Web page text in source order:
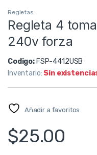
Regletas
Regleta 4
240v forza
Codigo: FSP-4412USB
Inventario: Sin
Añadir a favoritos
$25.00